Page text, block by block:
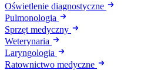
Oświetlenie diagnostyczne
Pulmonologia
Sprzęt medyczny
Weterynaria
Laryngologia
Ratownictwo medyczne